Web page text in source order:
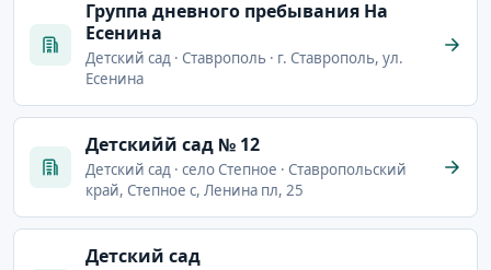
Группа дневного пребывания На
Есенина
Детский сад · Ставрополь · г. Ставрополь, ул.
Есенина
Детскийй сад № 12
Детский сад · село Степное · Ставропольский
край, Степное с, Ленина пл, 25
Детский сад